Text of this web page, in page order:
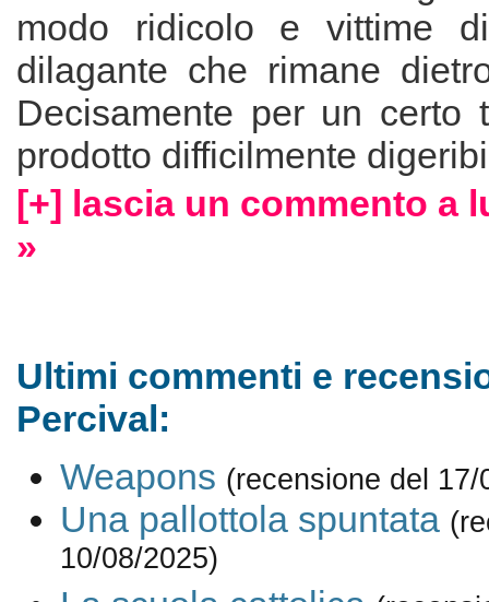
modo ridicolo e vittime
dilagante che rimane
Decisamente per un certo
prodotto difficilmente
[+] lascia un commento a
»
Ultimi commenti e
Percival:
Weapons (recensione del 17/
Una pallottola spuntata
10/08/2025)